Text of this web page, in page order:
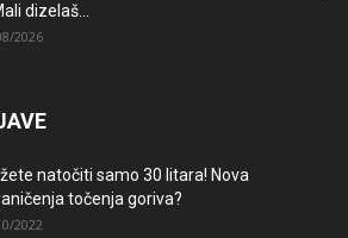
dizelaš...
2026
natočiti samo 30 litara! Nova
točenja goriva?
2022